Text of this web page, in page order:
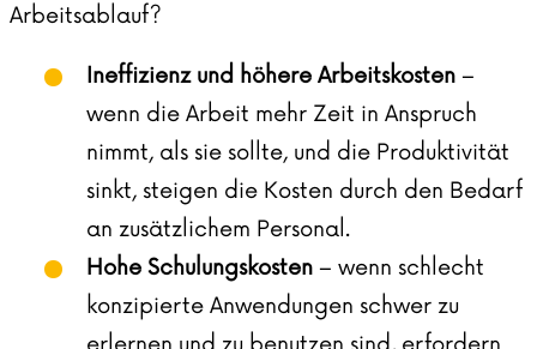
Arbeitsablauf?
Ineffizienz und höhere Arbeitskosten –
wenn die Arbeit mehr Zeit in Anspruch
nimmt, als sie sollte, und die Produktivität
sinkt, steigen die Kosten durch den Bedarf
an zusätzlichem Personal.
Hohe Schulungskosten – wenn schlecht
konzipierte Anwendungen schwer zu
erlernen und zu benutzen sind, erfordern